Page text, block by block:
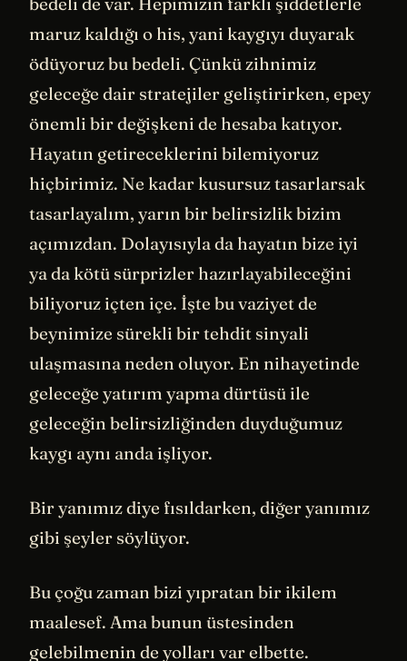
maruz kaldığı o his, yani kaygıyı duyarak
ödüyoruz bu bedeli. Çünkü zihnimiz
geleceğe dair stratejiler geliştirirken, epey
önemli bir değişkeni de hesaba katıyor.
Hayatın getireceklerini bilemiyoruz
hiçbirimiz. Ne kadar kusursuz tasarlarsak
tasarlayalım, yarın bir belirsizlik bizim
açımızdan. Dolayısıyla da hayatın bize iyi
ya da kötü sürprizler hazırlayabileceğini
biliyoruz içten içe. İşte bu vaziyet de
beynimize sürekli bir tehdit sinyali
ulaşmasına neden oluyor. En nihayetinde
geleceğe yatırım yapma dürtüsü ile
geleceğin belirsizliğinden duyduğumuz
kaygı aynı anda işliyor.
Bir yanımız diye fısıldarken, diğer yanımız
gibi şeyler söylüyor.
Bu çoğu zaman bizi yıpratan bir ikilem
maalesef. Ama bunun üstesinden
gelebilmenin de yolları var elbette.